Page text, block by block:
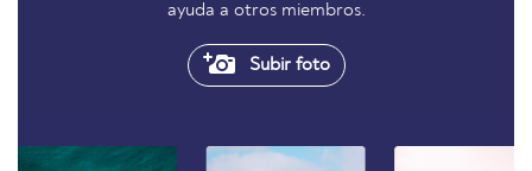
ayuda a otros miembros.
Subir foto